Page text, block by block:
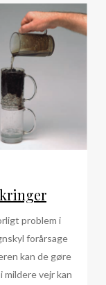
problem i
forårsage
kan de gøre
mildere vejr kan